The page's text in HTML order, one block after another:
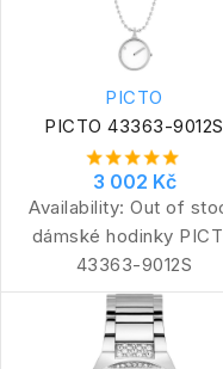
PICTO
PICTO 43363-9012S
3 002 Kč
Availability: Out of
dámské hodinky
43363-9012S